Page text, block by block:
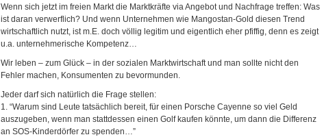
Wenn sich jetzt im freien Markt die Marktkräfte via Angebot und Nachfrage treffen: Was
ist daran verwerflich? Und wenn Unternehmen wie Mangostan-Gold diesen Trend
wirtschaftlich nutzt, ist m.E. doch völlig legitim und eigentlich eher pfiffig, denn es zeigt
u.a. unternehmerische Kompetenz…
Wir leben – zum Glück – in der sozialen Marktwirtschaft und man sollte nicht den
Fehler machen, Konsumenten zu bevormunden.
Jeder darf sich natürlich die Frage stellen:
1. “Warum sind Leute tatsächlich bereit, für einen Porsche Cayenne so viel Geld
auszugeben, wenn man stattdessen einen Golf kaufen könnte, um dann die Differenz
an SOS-Kinderdörfer zu spenden…”